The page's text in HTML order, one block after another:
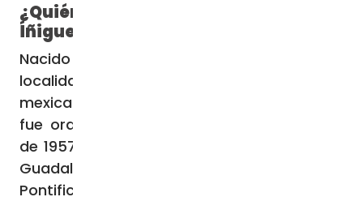
¿Quién es el Cardenal Juan Sandoval
Íñiguez?
Nacido el 28 de marzo de 1933 en la
localidad de Yahualica, en el estado
mexicano de Jalisco, el cardenal de 90 años
fue ordenado sacerdote el 28 de octubre
de 1957, incardinado en la Arquidiócesis de
Guadalajara. Es Doctor en Teología por la
Pontificia Universidad Gregoriana de Roma.